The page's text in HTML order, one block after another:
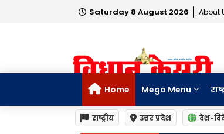
Saturday 8 August 2026 About
Home Mega Menu
राष्ट्रीय उत्तर प्रदेश देश-